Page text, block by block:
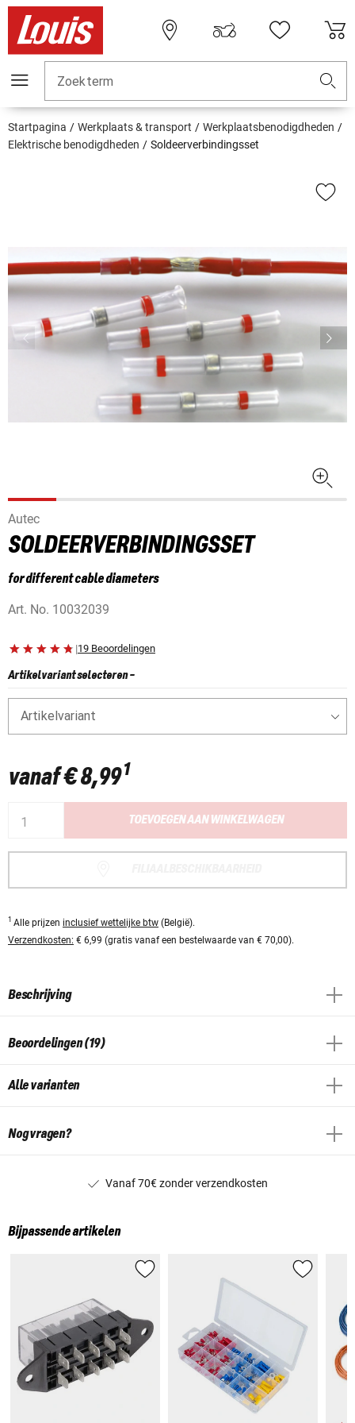
Zoekterm
Startpagina Werkplaats & transport
Werkplaatsbenodigdheden
Elektrische benodigdheden
Soldeerverbindingsset
Autec
SOLDEERVERBINDINGSSET
for different cable diameters
Art. No. 10032039
|19 Beoordelingen
Artikelvariant selecteren-
Artikelvariant
vanaf€ 8,991
TOEVOEGEN AAN WINKELWAGEN
1 Alle prijzen inclusief wettelijke btw (België).
Verzendkosten: € 6,99 (gratis vanaf een bestelwaarde van € 70,00).
Beschrijving
Beoordelingen (19)
Alle varianten
Nog vragen?
Vanaf 70€ zonder verzendkosten
Bijpassende artikelen